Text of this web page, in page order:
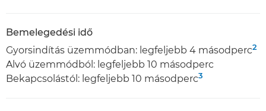
Bemelegedési idő
Gyorsindítás üzemmódban: legfeljebb 4 másodperc2
Alvó üzemmódból: legfeljebb 10 másodperc
Bekapcsolástól: legfeljebb 10 másodperc3